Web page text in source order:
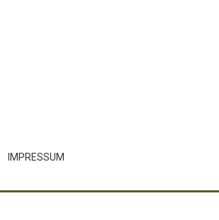
IMPRESSUM